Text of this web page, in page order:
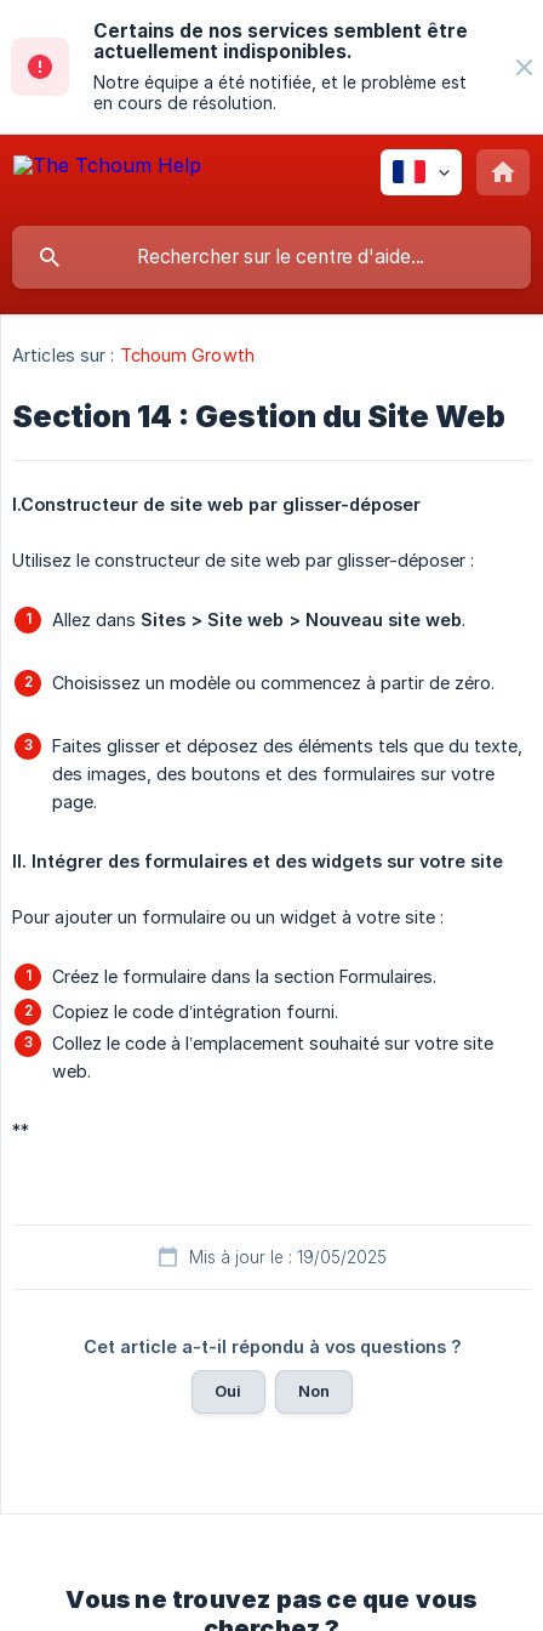
Certains de nos services semblent être
actuellement indisponibles.
Notre équipe a été notifiée, et le problème est
en cours de résolution.
Articles sur : Tchoum Growth
Section 14 : Gestion du Site Web
I.Constructeur de site web par glisser-déposer
Utilisez le constructeur de site web par glisser-déposer :
Allez dans Sites > Site web > Nouveau site web.
Choisissez un modèle ou commencez à partir de zéro.
Faites glisser et déposez des éléments tels que du texte,
des images, des boutons et des formulaires sur votre
page.
II. Intégrer des formulaires et des widgets sur votre site
Pour ajouter un formulaire ou un widget à votre site :
Créez le formulaire dans la section Formulaires.
Copiez le code d’intégration fourni.
Collez le code à l’emplacement souhaité sur votre site
web.
**
Mis à jour le : 19/05/2025
Cet article a-t-il répondu à vos questions ?
Oui Non
Vous ne trouvez pas ce que vous